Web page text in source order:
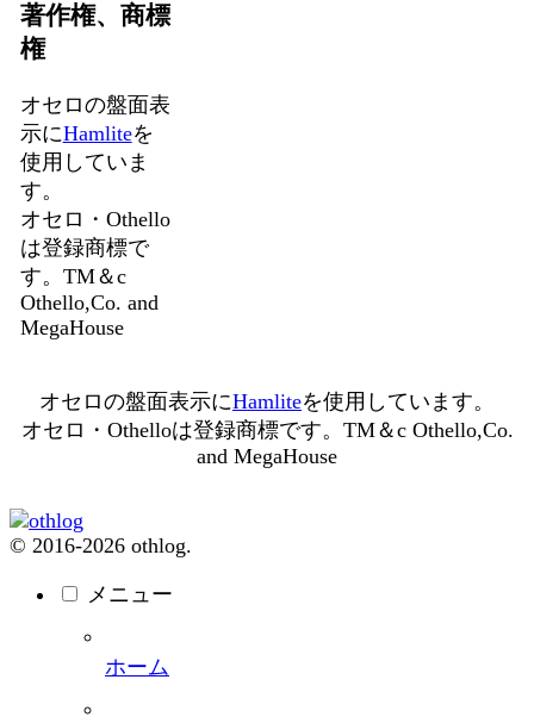
著作権、商標
権
オセロの盤面表
示にHamliteを
使用していま
す。
オセロ・Othello
は登録商標で
す。TM＆c
Othello,Co. and
MegaHouse
オセロの盤面表示にHamliteを使用しています。
オセロ・Othelloは登録商標です。TM＆c Othello,Co.
and MegaHouse
© 2016-2026 othlog.
メニュー
ホーム